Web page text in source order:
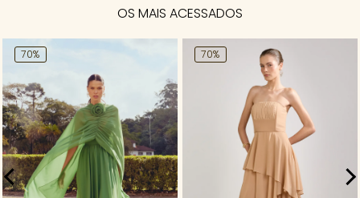
OS MAIS ACESSADOS
70% 70%